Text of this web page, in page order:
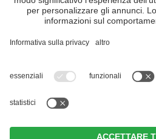
offerte su
Nonostante il lavoro accurato e il
motivi di sicurezza, si prega
| Part. IVA